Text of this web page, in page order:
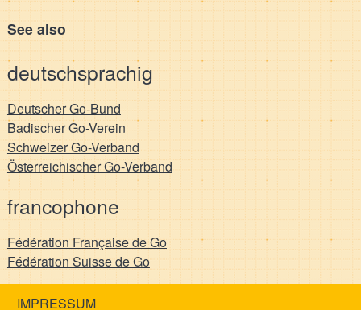
See also
deutschsprachig
Deutscher Go-Bund
Badischer Go-Verein
Schweizer Go-Verband
Österreichischer Go-Verband
francophone
Fédération Française de Go
Fédération Suisse de Go
IMPRESSUM